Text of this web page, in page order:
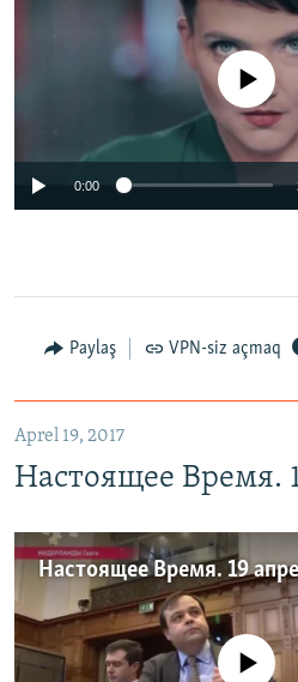
No media source
0:00
Paylaş VPN-siz açmaq
Aprel 19, 2017
Настоящее Время.
Настоящее Время. 19
No media source